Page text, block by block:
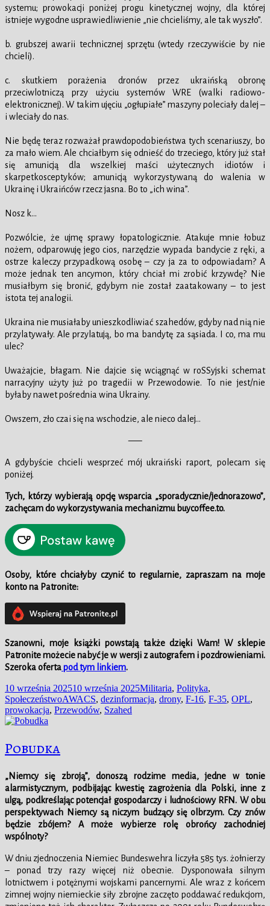
systemu; prowokacji poniżej progu kinetycznej wojny, dla której
istnieje wygodne usprawiedliwienie „nie chcieliśmy, ale tak wyszło”.
b. grubszej awarii technicznej sprzętu (wtedy rzeczywiście by nie
chcieli).
c. skutkiem porażenia dronów przez ukraińską obronę
przeciwlotniczą przy użyciu systemów WRE (walki radiowo-
elektronicznej). W takim ujęciu „ogłupiałe” maszyny poleciały dalej –
i wleciały do nas.
Nie będę teraz rozważał prawdopodobieństwa tych scenariuszy, bo
za mało wiem. Ale chciałbym się odnieść do trzeciego, który już stał
się amunicją dla wszelkiej maści użytecznych idiotów i
skarpetkosceptyków; amunicją wykorzystywaną do walenia w
Ukrainę i Ukraińców rzecz jasna. Bo to „ich wina”.
Nosz k…
Pozwólcie, że ujmę sprawy łopatologicznie. Atakuje mnie łobuz
nożem, odparowuję jego cios, narzędzie wypada bandycie z ręki, a
ostrze kaleczy przypadkową osobę – czy ja za to odpowiadam? A
może jednak ten ancymon, który chciał mi zrobić krzywdę? Nie
musiałbym się bronić, gdybym nie został zaatakowany – to jest
istota tej analogii.
Ukraina nie musiałaby unieszkodliwiać szahedów, gdyby nad nią nie
przylatywały. Ale przylatują, bo ma bandytę za sąsiada. I co, ma mu
ulec?
Uważajcie, błagam. Nie dajcie się wciągnąć w roSSyjski schemat
narracyjny użyty już po tragedii w Przewodowie. To nie jest/nie
byłaby nawet pośrednia wina Ukrainy.
Owszem, zło czai się na wschodzie, ale nieco dalej…
—–
A gdybyście chcieli wesprzeć mój ukraiński raport, polecam się
poniżej.
Tych, którzy wybierają opcję wsparcia „sporadycznie/jednorazowo”,
zachęcam do wykorzystywania mechanizmu buycoffee.to.
Osoby, które chciałyby czynić to regularnie, zapraszam na moje
konto na Patronite:
Szanowni, moje książki powstają także dzięki Wam!Wsklepie
Patronite możecie nabyć je w wersji z autografem i pozdrowieniami.
Szeroka ofertapod tym linkiem.
Data
publikacji
10 września 202510 września 2025Kategorie
Militaria, Polityka,
SpołeczeństwoTagi
AWACS, dezinformacja, drony, F-16, F-35, OPL,
prowokacja, Przewodów, Szahed
Pobudka
„Niemcy się zbroją”, donoszą rodzime media, jedne w tonie
alarmistycznym, podbijając kwestię zagrożenia dla Polski, inne z
ulgą, podkreślając potencjał gospodarczy i ludnościowy RFN. W obu
perspektywach Niemcy są niczym budzący się olbrzym. Czy znów
będzie zbójem? A może wybierze rolę obrońcy zachodniej
wspólnoty?
W dniu zjednoczenia Niemiec Bundeswehra liczyła 585 tys. żołnierzy
– ponad trzy razy więcej niż obecnie. Dysponowała silnym
lotnictwem i potężnymi wojskami pancernymi. Ale wraz z końcem
zimnej wojny niemieckie siły zbrojne zaczęto poddawać redukcjom,